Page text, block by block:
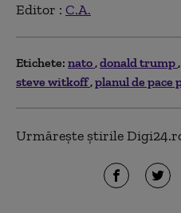
Editor : C.A.
Etichete: nato donald trump
steve witkoff planul de pace
Urmărește știrile